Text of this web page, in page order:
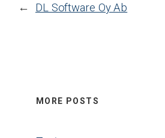
← DL Software Oy Ab
MORE POSTS